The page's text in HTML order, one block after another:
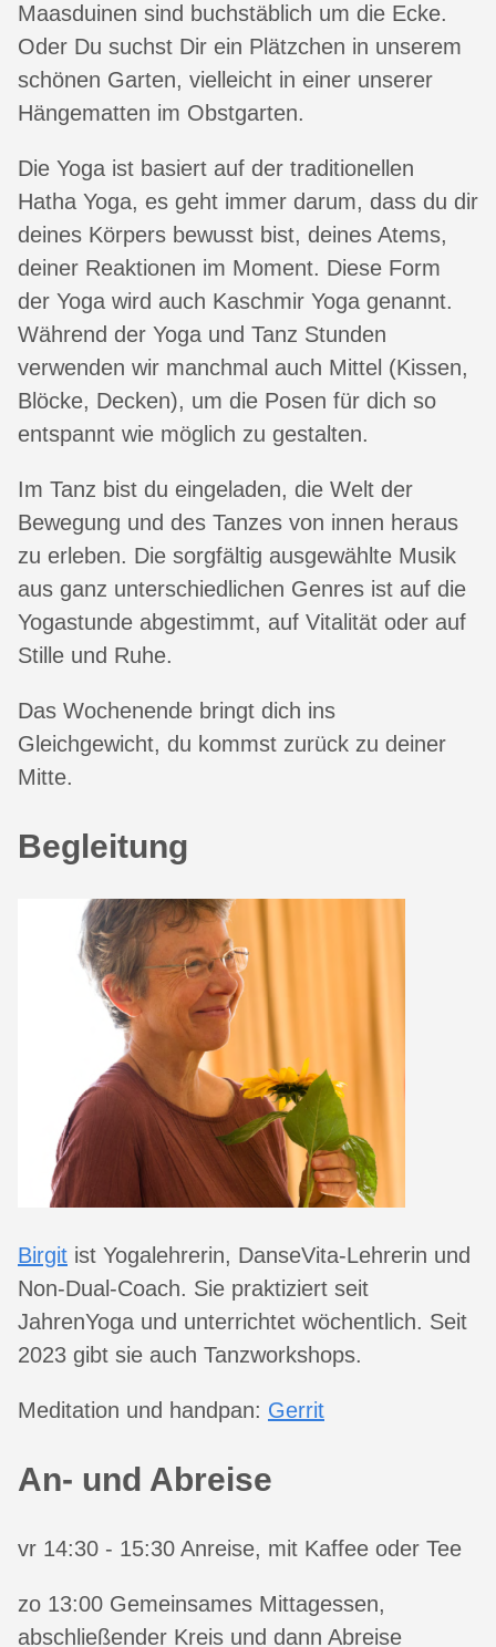
Maasduinen sind buchstäblich um die Ecke.
Oder Du suchst Dir ein Plätzchen in unserem
schönen Garten, vielleicht in einer unserer
Hängematten im Obstgarten.
Die Yoga ist basiert auf der traditionellen
Hatha Yoga, es geht immer darum, dass du dir
deines Körpers bewusst bist, deines Atems,
deiner Reaktionen im Moment. Diese Form
der Yoga wird auch Kaschmir Yoga genannt.
Während der Yoga und Tanz Stunden
verwenden wir manchmal auch Mittel (Kissen,
Blöcke, Decken), um die Posen für dich so
entspannt wie möglich zu gestalten.
Im Tanz bist du eingeladen, die Welt der
Bewegung und des Tanzes von innen heraus
zu erleben. Die sorgfältig ausgewählte Musik
aus ganz unterschiedlichen Genres ist auf die
Yogastunde abgestimmt, auf Vitalität oder auf
Stille und Ruhe.
Das Wochenende bringt dich ins
Gleichgewicht, du kommst zurück zu deiner
Mitte.
Begleitung
Birgit ist Yogalehrerin, DanseVita-Lehrerin und
Non-Dual-Coach. Sie praktiziert seit
JahrenYoga und unterrichtet wöchentlich. Seit
2023 gibt sie auch Tanzworkshops.
Meditation und handpan: Gerrit
An- und Abreise
vr 14:30 - 15:30 Anreise, mit Kaffee oder Tee
zo 13:00 Gemeinsames Mittagessen,
abschließender Kreis und dann Abreise